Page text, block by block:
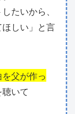
たいから、
しい」と言
父が作っ
いて